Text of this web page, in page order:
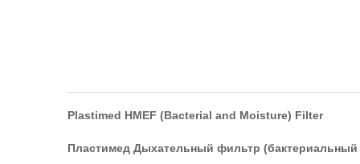
Plastimed HMEF (Bacterial and Moisture) Filter
Пластимед Дыхательный фильтр